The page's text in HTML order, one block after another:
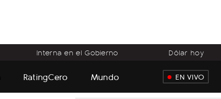
Interna en el Gobierno Dólar hoy
RatingCero Mundo EN VIVO